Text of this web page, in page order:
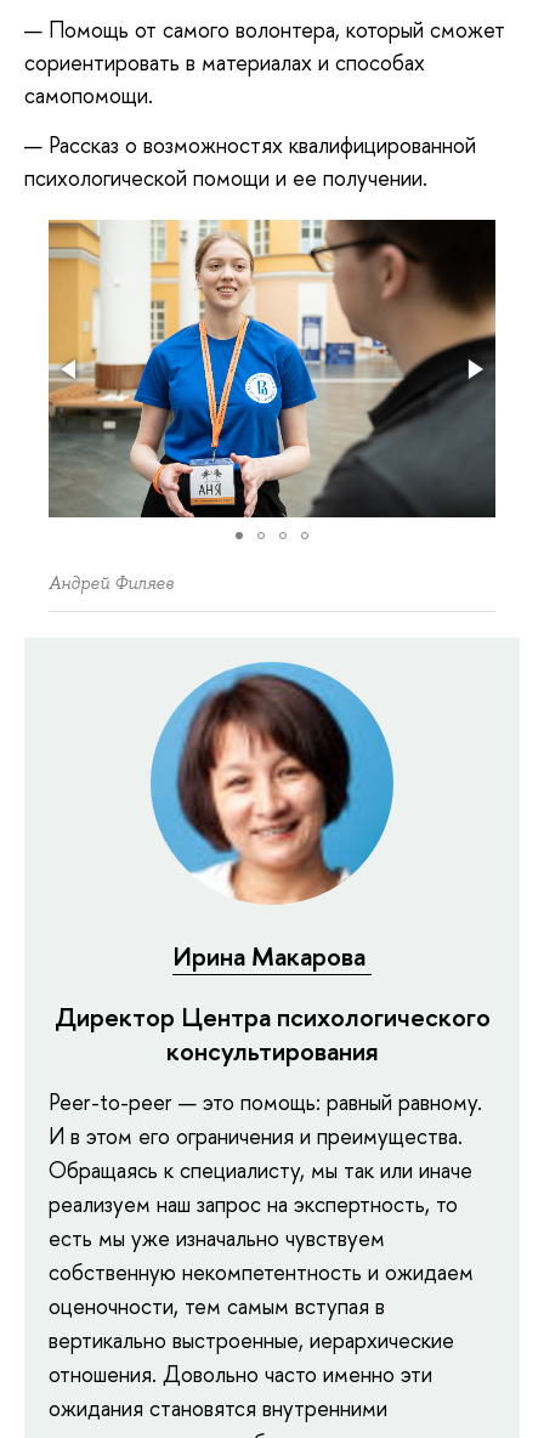
Помощь от самого волонтера, который сможет
сориентировать в материалах и способах
самопомощи.
Рассказ о возможностях квалифицированной
психологической помощи и ее получении.
Андрей Филяев
Ирина Макарова
Директор Центра психологического
консультирования
Peer-to-peer — это помощь: равный равному.
И в этом его ограничения и преимущества.
Обращаясь к специалисту, мы так или иначе
реализуем наш запрос на экспертность, то
есть мы уже изначально чувствуем
собственную некомпетентность и ожидаем
оценочности, тем самым вступая в
вертикально выстроенные, иерархические
отношения. Довольно часто именно эти
ожидания становятся внутренними